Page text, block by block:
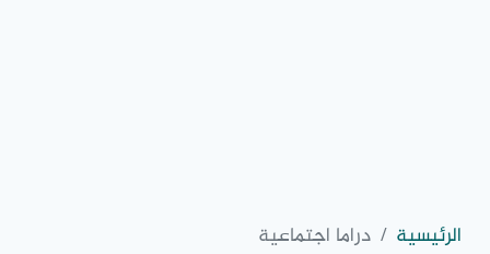
الرئيسية دراما اجتماعية